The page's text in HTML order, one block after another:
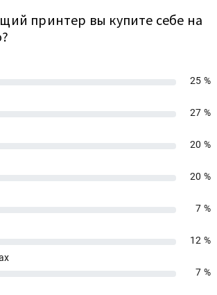
принтер вы купите себе на
25 %
27 %
20 %
20 %
7 %
12 %
7 %